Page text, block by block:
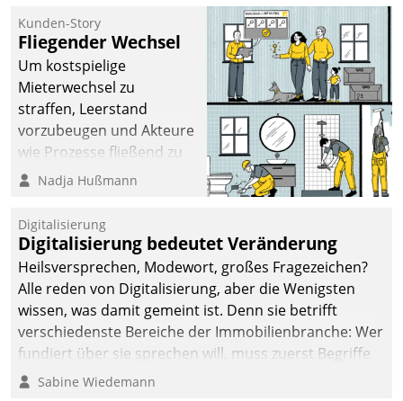
Kunden-Story
Fliegender Wechsel
Um kostspielige
Mieterwechsel zu
straffen, Leerstand
vorzubeugen und Akteure
wie Prozesse fließend zu
vernetzen, nutzt die
Jahresbeginn eine
Überblick, Einsicht und
Eingriff bietende Lösung.
Zur Entwicklung setzte
man auf
Cloudtechnologie,
bewährte und Startup-
agile Projektmethoden.
Nadja Hußmann
Digitalisierung
Digitalisierung bedeutet Veränderung
Heilsversprechen, Modewort, großes Fragezeichen?
Alle reden von Digitalisierung, aber die Wenigsten
wissen, was damit gemeint ist. Denn sie betrifft
verschiedenste Bereiche der Immobilienbranche: Wer
fundiert über sie sprechen will, muss zuerst Begriffe
klären. Ein Aspekt ist die betriebliche Optimierung:
Sabine Wiedemann